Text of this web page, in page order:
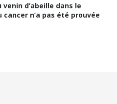
venin d’abeille dans le
n’a pas été prouvée